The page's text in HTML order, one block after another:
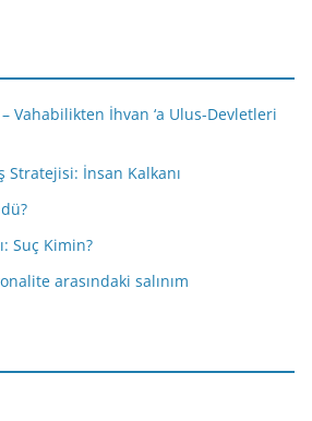
Vahabilikten İhvan ‘a Ulus-Devletleri
Stratejisi: İnsan Kalkanı
Suç Kimin?
arasındaki salınım